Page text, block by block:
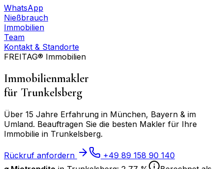
WhatsApp
Nießbrauch
Immobilien
Team
Kontakt & Standorte
FREITAG® Immobilien
Immobilienmakler
für Trunkelsberg
Über 15 Jahre Erfahrung in München, Bayern & im
Umland. Beauftragen Sie die besten Makler für Ihre
Immobilie in Trunkelsberg.
Rückruf anfordern
+49 89 158 90 140